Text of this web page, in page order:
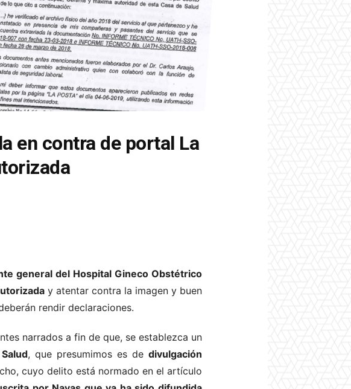
en contra de portal La
general del Hospital Gineco Obstétrico
y atentar contra la imagen y buen
rendir declaraciones.
narrados a fin de que, se establezca un
, que presumimos es dedivulgación
cuyo delito está normado en el artículo